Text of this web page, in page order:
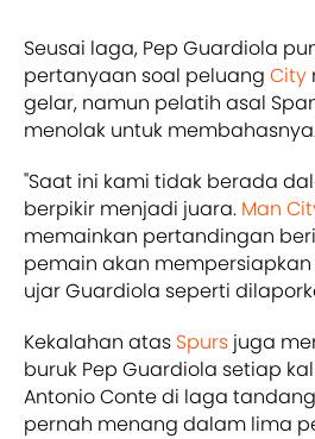
Seusai laga, Pep Guardiola
pertanyaan soal peluang City
gelar, namun pelatih asal
menolak untuk
"Saat ini kami tidak berada
berpikir menjadi juara. Man
memainkan pertandingan
pemain akan
ujar Guardiola seperti
Kekalahan atas Spurs juga
buruk Pep Guardiola setiap
Antonio Conte di laga
pernah menang dalam lima